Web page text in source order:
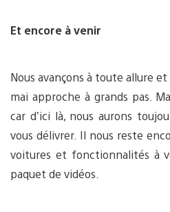
Et encore à venir
Nous avançons à toute allure
mai approche à grands pas.
car d’ici là, nous aurons
vous délivrer. Il nous reste
voitures et fonctionnalités à
paquet de vidéos.